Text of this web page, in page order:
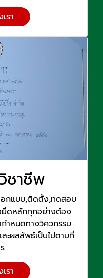
รา
ชาชีพ
กแบบ,ติดตั้ง,ทดสอบ
ยึดหลักทุกอย่างต้อง
ำหนดทางวิศวกรรม
ะผลลัพธ์เป็นไปตามที่
รา